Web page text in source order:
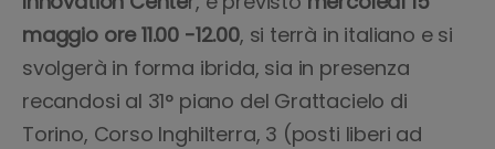
maggio ore 11.00 -12.00, si terrà in italiano e si
svolgerà in forma ibrida, sia in presenza
recandosi al 31° piano del Grattacielo di
Torino, Corso Inghilterra, 3 (posti liberi ad